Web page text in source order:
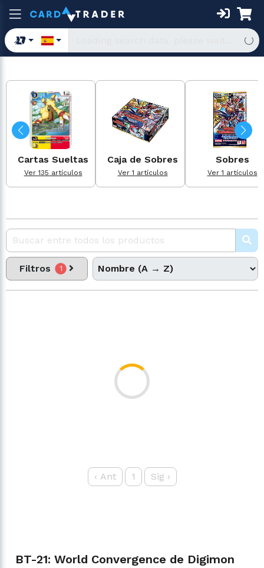
Cartas Sueltas
Ver 135 artículos
Caja de Sobres
Ver 1 artículos
Sobres
Ver 1 artículos
Filtros 1
‹ Ant 1 Sig ›
BT-21: World Convergence de Digimon